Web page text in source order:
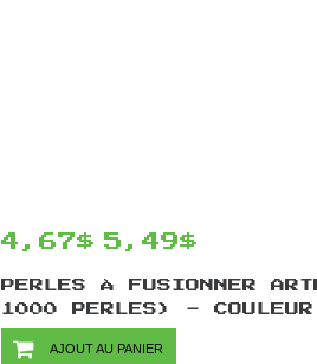
4,67$ 5,49$
PERLES À FUSIONNER
1000 PERLES) -
AJOUT AU PANIER